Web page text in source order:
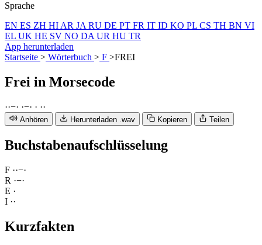
Sprache
EN ES ZH HI AR JA RU DE PT FR IT ID KO PL CS TH BN VI
EL UK HE SV NO DA UR HU TR
App herunterladen
Startseite > Wörterbuch > F >FREI
Frei in Morsecode
··−· ·−· · ··
Anhören Herunterladen .wav Kopieren Teilen
Buchstabenaufschlüsselung
F ··−·
R ·−·
E ·
I ··
Kurzfakten